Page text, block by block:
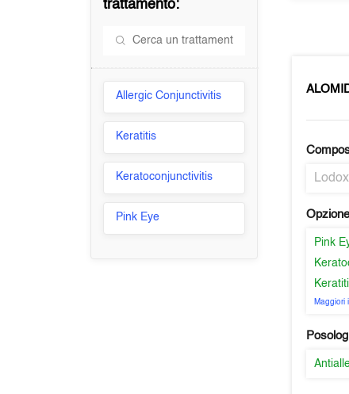
trattamento:
Allergic Conjunctivitis
Keratitis
Keratoconjunctivitis
Pink Eye
Pink
Maggiori